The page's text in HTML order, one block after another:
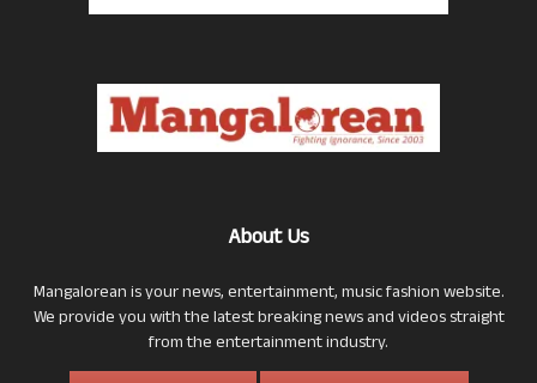
About Us
Mangalorean is your news, entertainment, music fashion website.
We provide you with the latest breaking news and videos straight
from the entertainment industry.